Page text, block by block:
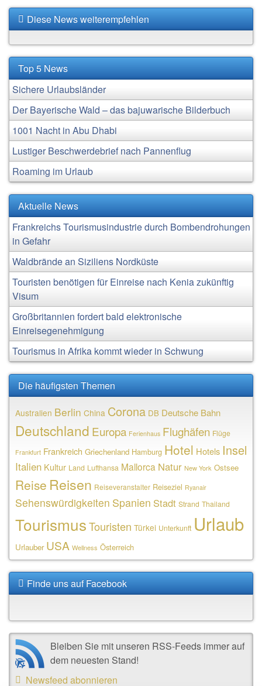
Diese News weiterempfehlen
Top 5 News
Sichere Urlaubsländer
Der Bayerische Wald – das bajuwarische Bilderbuch
1001 Nacht in Abu Dhabi
Lustiger Beschwerdebrief nach Pannenflug
Roaming im Urlaub
Aktuelle News
Frankreichs Tourismusindustrie durch Bombendrohungen
in Gefahr
Waldbrände an Siziliens Nordküste
Touristen benötigen für Einreise nach Kenia zukünftig
Visum
Großbritannien fordert bald elektronische
Einreisegenehmigung
Tourismus in Afrika kommt wieder in Schwung
Die häufigsten Themen
Australien Berlin China Corona DB Deutsche Bahn
Deutschland Europa Ferienhaus Flughäfen Flüge
Frankfurt Frankreich Griechenland Hamburg Hotel Hotels Insel
Italien Kultur Land Lufthansa Mallorca Natur New York Ostsee
Reise Reisen Reiseveranstalter Reiseziel Ryanair
Sehenswürdigkeiten Spanien Stadt Strand Thailand
TourismusTouristen Türkei Unterkunft Urlaub
Urlauber USA Wellness Österreich
Finde uns auf Facebook
Bleiben Sie mit unseren RSS-Feeds immer auf
dem neuesten Stand!
Newsfeed abonnieren